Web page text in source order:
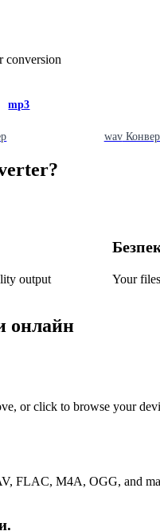
conversion
mp3
wav
output Your
онлайн
or click to browse your
FLAC, M4A, OGG, and